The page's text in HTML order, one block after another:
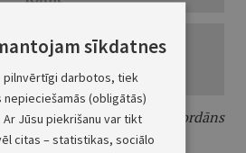
Tieslietu ministrs J.Bordāns
sīkdatnes
pilnvērtīgi darbotos, tiek
(obligātās)
Jūsu piekrišanu var tikt
citas – statistikas, sociālo